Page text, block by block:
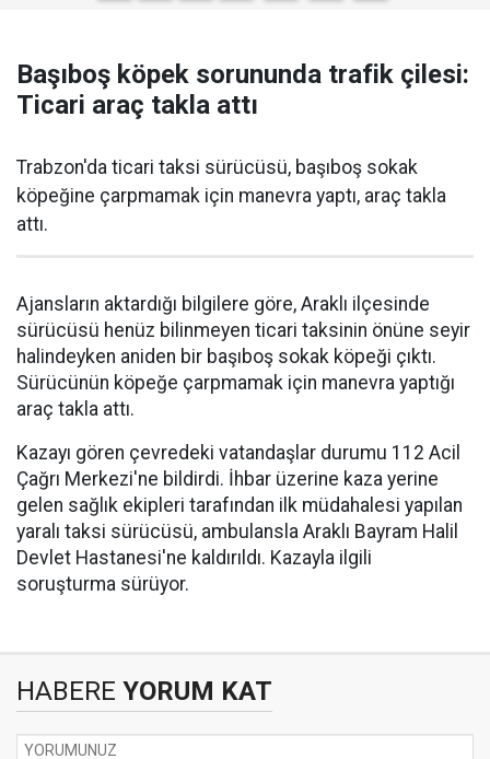
Başıboş köpek sorununda trafik çilesi:
Ticari araç takla attı
Trabzon'da ticari taksi sürücüsü, başıboş sokak
köpeğine çarpmamak için manevra yaptı, araç takla
attı.
Ajansların aktardığı bilgilere göre, Araklı ilçesinde
sürücüsü henüz bilinmeyen ticari taksinin önüne seyir
halindeyken aniden bir başıboş sokak köpeği çıktı.
Sürücünün köpeğe çarpmamak için manevra yaptığı
araç takla attı.
Kazayı gören çevredeki vatandaşlar durumu 112 Acil
Çağrı Merkezi'ne bildirdi. İhbar üzerine kaza yerine
gelen sağlık ekipleri tarafından ilk müdahalesi yapılan
yaralı taksi sürücüsü, ambulansla Araklı Bayram Halil
Devlet Hastanesi'ne kaldırıldı. Kazayla ilgili
soruşturma sürüyor.
HABERE YORUM KAT